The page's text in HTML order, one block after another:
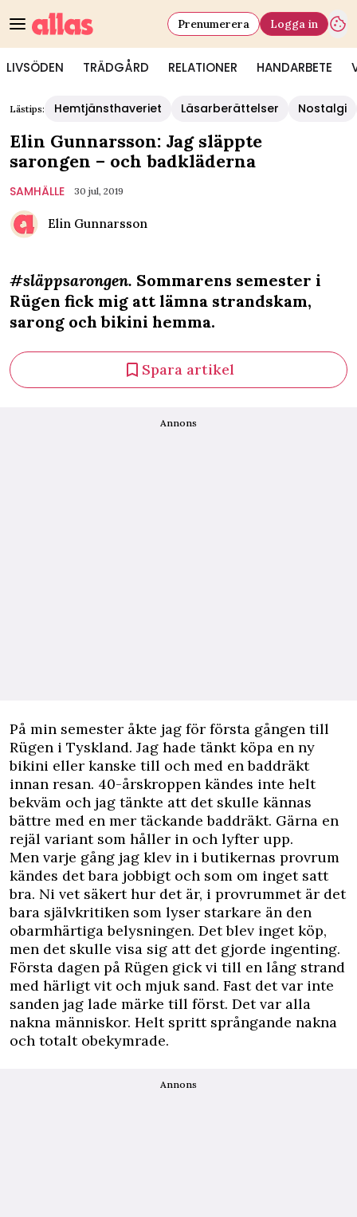
LIVSÖDEN TRÄDGÅRD RELATIONER HANDARBETE
Prenumerera Logga in
Lästips: Hemtjänsthaveriet Läsarberättelser Nostalgi
Elin Gunnarsson: Jag släppte
sarongen – och badkläderna
SAMHÄLLE 30 jul, 2019
Elin Gunnarsson
#släppsarongen. Sommarens semester i
Rügen fick mig att lämna strandskam,
sarong och bikini hemma.
Spara artikel
Annons
På min semester åkte jag för första gången till
Rügen i Tyskland. Jag hade tänkt köpa en ny
bikini eller kanske till och med en baddräkt
innan resan. 40-årskroppen kändes inte helt
bekväm och jag tänkte att det skulle kännas
bättre med en mer täckande baddräkt. Gärna en
rejäl variant som håller in och lyfter upp.
Men varje gång jag klev in i butikernas provrum
kändes det bara jobbigt och som om inget satt
bra. Ni vet säkert hur det är, i provrummet är det
bara självkritiken som lyser starkare än den
obarmhärtiga belysningen. Det blev inget köp,
men det skulle visa sig att det gjorde ingenting.
Första dagen på Rügen gick vi till en lång strand
med härligt vit och mjuk sand. Fast det var inte
sanden jag lade märke till först. Det var alla
nakna människor. Helt spritt språngande nakna
och totalt obekymrade.
Annons